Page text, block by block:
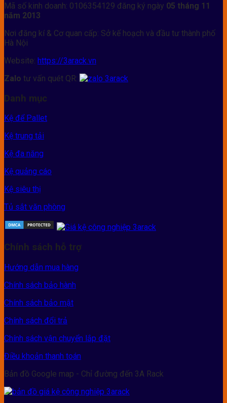
Mã số kinh doanh: 0106354129 đăng ký ngày 05 tháng 11
năm 2013
Nơi đăng kí & Cơ quan cấp: Sở kế hoạch và đầu tư thành phố
Hà Nội
Website: https://3arack.vn
Zalo tư vấn quét QR:
Danh mục
Kệ để Pallet
Kệ trung tải
Kệ đa năng
Kệ quảng cáo
Kệ siêu thị
Tủ sắt văn phòng
Chính sách hỗ trợ
Hướng dẫn mua hàng
Chính sách bảo hành
Chính sách bảo mật
Chính sách đổi trả
Chính sách vận chuyển lắp đặt
Điều khoản thanh toán
Bản đồ Google map - Chỉ đường đến 3A Rack